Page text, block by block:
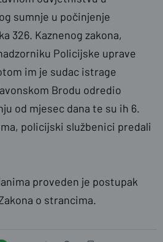
sumnje u počinjenje
326. Kaznenog zakona,
Policijske uprave
im je sudac istrage
Brodu odredio
od mjesec dana te su ih 6.
policijski službenici predali
proveden je postupak
o strancima.